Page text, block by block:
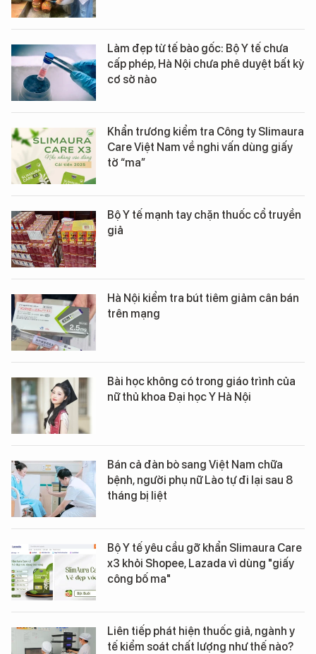
Làm đẹp từ tế bào gốc: Bộ Y tế chưa
cấp phép, Hà Nội chưa phê duyệt bất kỳ
cơ sở nào
Khẩn trương kiểm tra Công ty Slimaura
Care Việt Nam về nghi vấn dùng giấy
tờ “ma”
Bộ Y tế mạnh tay chặn thuốc cổ truyền
giả
Hà Nội kiểm tra bút tiêm giảm cân bán
trên mạng
Bài học không có trong giáo trình của
nữ thủ khoa Đại học Y Hà Nội
Bán cả đàn bò sang Việt Nam chữa
bệnh, người phụ nữ Lào tự đi lại sau 8
tháng bị liệt
Bộ Y tế yêu cầu gỡ khẩn Slimaura Care
x3 khỏi Shopee, Lazada vì dùng "giấy
công bố ma"
Liên tiếp phát hiện thuốc giả, ngành y
tế kiểm soát chất lượng như thế nào?